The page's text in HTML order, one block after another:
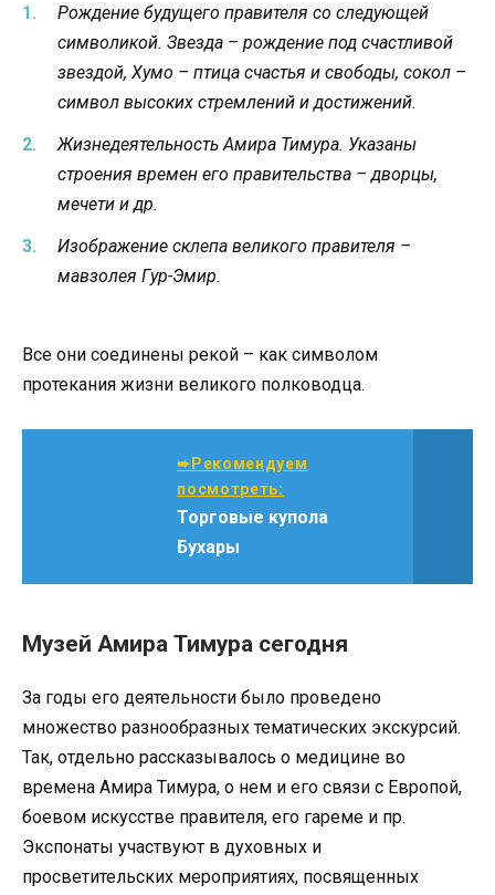
Рождение будущего правителя со следующей
символикой. Звезда – рождение под счастливой
звездой, Хумо – птица счастья и свободы, сокол –
символ высоких стремлений и достижений.
Жизнедеятельность Амира Тимура. Указаны
строения времен его правительства – дворцы,
мечети и др.
Изображение склепа великого правителя –
мавзолея Гур-Эмир.
Все они соединены рекой – как символом
протекания жизни великого полководца.
➨Рекомендуем
посмотреть:
Торговые купола
Бухары
Музей Амира Тимура сегодня
За годы его деятельности было проведено
множество разнообразных тематических экскурсий.
Так, отдельно рассказывалось о медицине во
времена Амира Тимура, о нем и его связи с Европой,
боевом искусстве правителя, его гареме и пр.
Экспонаты участвуют в духовных и
просветительских мероприятиях, посвященных